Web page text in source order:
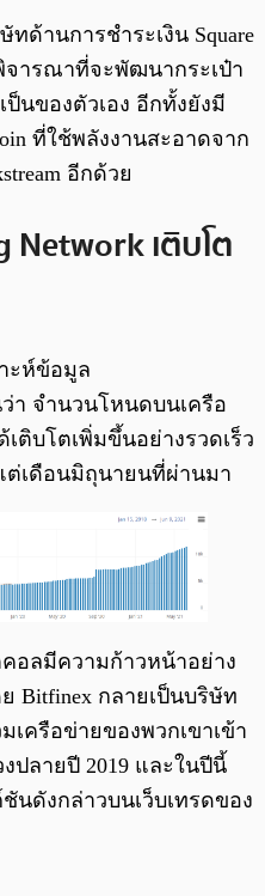
ด้านการชำระเงิน Square
พิจารณาที่จะพัฒนากระเป๋า
เป็นของตัวเอง อีกทั้งยังมี
ที่ใช้พลังงานสะอาดจาก
อีกด้วย
Network เติบโต
ะห์ข้อมูล
ว่า จำนวนโหนดบนเครือ
เติบโตเพิ่มขึ้นอย่างรวดเร็ว
ต่เดือนมิถุนายนที่ผ่านมา
อลมีความก้าวหน้าอย่าง
Bitfinex กลายเป็นบริษัท
เครือข่ายของพวกเขาเข้า
งปลายปี 2019 และในปีนี้
นดังกล่าวบนเว็บเทรดของ